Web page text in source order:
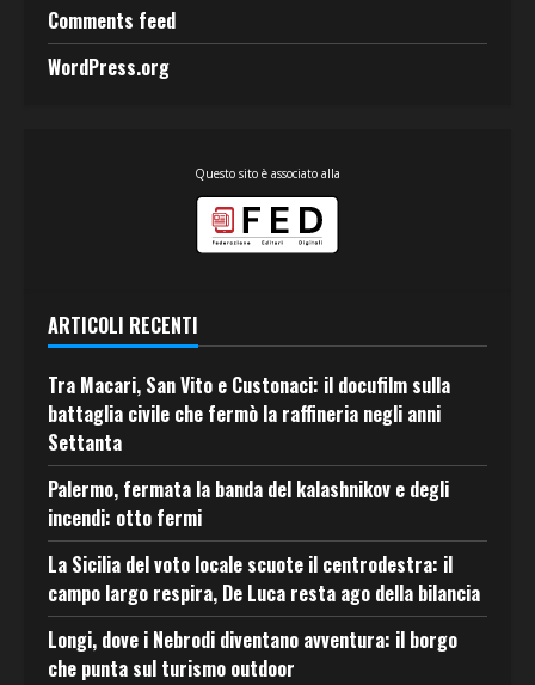
Comments feed
WordPress.org
Questo sito è associato alla
ARTICOLI RECENTI
Tra Macari, San Vito e Custonaci: il docufilm sulla
battaglia civile che fermò la raffineria negli anni
Settanta
Palermo, fermata la banda del kalashnikov e degli
incendi: otto fermi
La Sicilia del voto locale scuote il centrodestra: il
campo largo respira, De Luca resta ago della bilancia
Longi, dove i Nebrodi diventano avventura: il borgo
che punta sul turismo outdoor